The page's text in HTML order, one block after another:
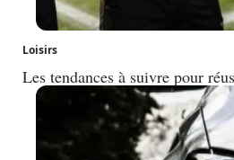
Loisirs
Les tendances à suivre pour